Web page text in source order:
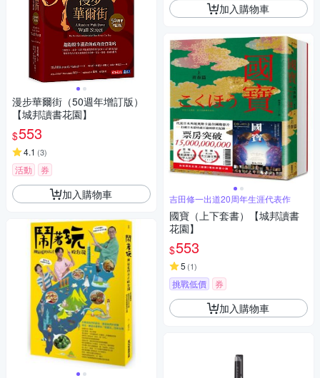
漫步華爾街（50週年增訂版）
【城邦讀書花園】
$553
4.1 (3)
活動 券
加入購物車
加入購物車
吉田修一出道20周年生涯代表作
國寶（上下套書）【城邦讀書
花園】
$553
5 (1)
挑戰低價 券
加入購物車